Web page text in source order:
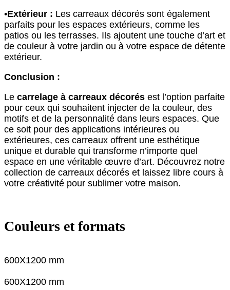
•Extérieur : Les carreaux décorés sont également
parfaits pour les espaces extérieurs, comme les
patios ou les terrasses. Ils ajoutent une touche d’art et
de couleur à votre jardin ou à votre espace de détente
extérieur.
Conclusion :
Le carrelage à carreaux décorés est l’option parfaite
pour ceux qui souhaitent injecter de la couleur, des
motifs et de la personnalité dans leurs espaces. Que
ce soit pour des applications intérieures ou
extérieures, ces carreaux offrent une esthétique
unique et durable qui transforme n’importe quel
espace en une véritable œuvre d’art. Découvrez notre
collection de carreaux décorés et laissez libre cours à
votre créativité pour sublimer votre maison.
Couleurs et formats
600X1200 mm
600X1200 mm